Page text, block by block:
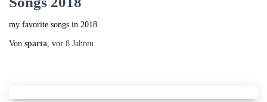
my favorite songs in 2018
Von sparta, vor 8 Jahren